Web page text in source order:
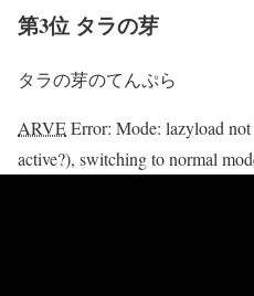
第3位 タラの芽
タラの芽のてんぷら
ARVEError: Mode: lazyload
active?), switching to normal